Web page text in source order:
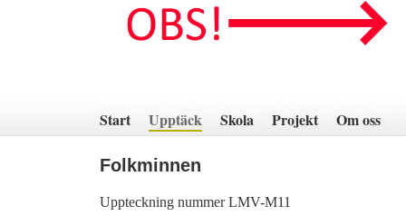
innehåll
Start Upptäck Skola Projekt Om oss
Folkminnen
Uppteckning nummer LMV-M11